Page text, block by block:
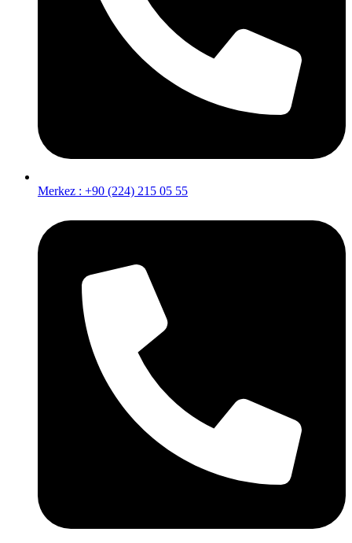
Merkez : +90 (224) 215 05 55